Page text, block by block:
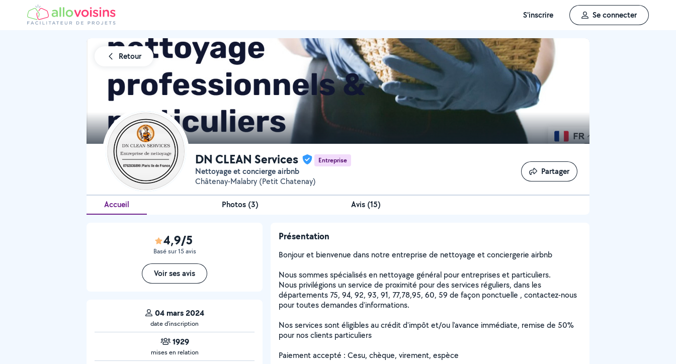
S'inscrire Se connecter
Retour
DN CLEAN Services Entreprise
Nettoyage et concierge airbnb
Châtenay-Malabry (Petit Chatenay)
Partager
Partager
Accueil Photos (3) Avis (15)
4,9/5
Basé sur 15 avis
Voir ses avis
04 mars 2024
date d’inscription
1929
mises en relation
Présentation
Bonjour et bienvenue dans notre entreprise de nettoyage et conciergerie airbnb
Nous sommes spécialisés en nettoyage général pour entreprises et particuliers.
Nous privilégions un service de proximité pour des services réguliers, dans les
départements 75, 94, 92, 93, 91, 77,78,95, 60, 59 de façon ponctuelle , contactez-nous
pour toutes demandes d'informations.
Nos services sont éligibles au crédit d'impôt et/ou l'avance immédiate, remise de 50%
pour nos clients particuliers
Paiement accepté : Cesu, chèque, virement, espèce